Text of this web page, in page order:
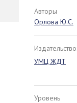
Авторы
Орлова Ю.С.
Издательство:
УМЦ ЖДТ
Уровень